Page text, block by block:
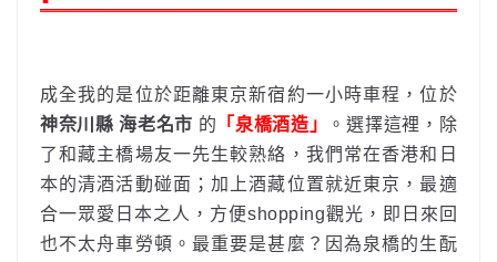
成全我的是位於距離東京新宿約一小時車程，位於
神奈川縣 海老名市 的 「泉橋酒造」
。選擇這裡，除
了和藏主橋場友一先生較熟絡，我們常在香港和日
本的清酒活動碰面；加上酒藏位置就近東京，最適
合一眾愛日本之人，方便shopping觀光，即日來回
也不太舟車勞頓。最重要是甚麼？因為泉橋的生酛